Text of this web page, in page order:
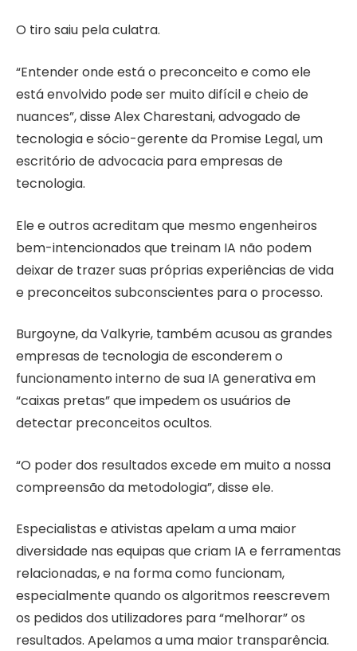
O tiro saiu pela culatra.
“Entender onde está o preconceito e como ele
está envolvido pode ser muito difícil e cheio de
nuances”, disse Alex Charestani, advogado de
tecnologia e sócio-gerente da Promise Legal, um
escritório de advocacia para empresas de
tecnologia.
Ele e outros acreditam que mesmo engenheiros
bem-intencionados que treinam IA não podem
deixar de trazer suas próprias experiências de vida
e preconceitos subconscientes para o processo.
Burgoyne, da Valkyrie, também acusou as grandes
empresas de tecnologia de esconderem o
funcionamento interno de sua IA generativa em
“caixas pretas” que impedem os usuários de
detectar preconceitos ocultos.
“O poder dos resultados excede em muito a nossa
compreensão da metodologia”, disse ele.
Especialistas e ativistas apelam a uma maior
diversidade nas equipas que criam IA e ferramentas
relacionadas, e na forma como funcionam,
especialmente quando os algoritmos reescrevem
os pedidos dos utilizadores para “melhorar” os
resultados. Apelamos a uma maior transparência.